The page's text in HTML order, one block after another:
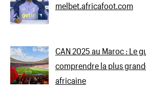
melbet.africafoot.com
CAN 2025 au Maroc : Le
comprendre la plus
africaine